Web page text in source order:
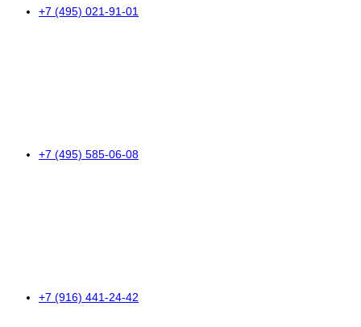
+7 (495) 021-91-01
+7 (495) 585-06-08
+7 (916) 441-24-42